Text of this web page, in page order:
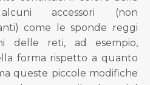
accessori (non
come le sponde reggi
delle reti, ad esempio,
forma rispetto a quanto
queste piccole modifiche